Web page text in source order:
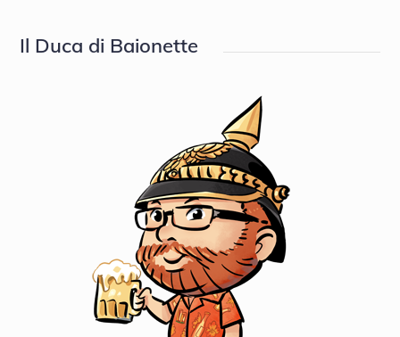
Il Duca di Baionette